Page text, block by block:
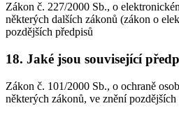
Zákon č. 227/2000 Sb., o
některých dalších zákonů (zákon o
pozdějších předpisů
18. Jaké jsou související
Zákon č. 101/2000 Sb., o ochraně
některých zákonů, ve znění pozdějších